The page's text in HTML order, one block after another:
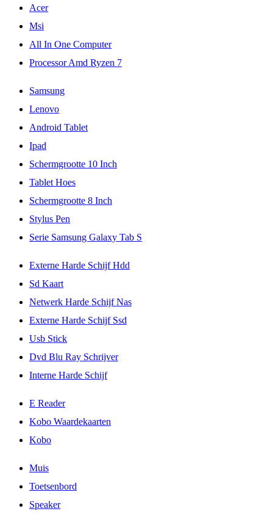
Acer
Msi
All In One Computer
Processor Amd Ryzen 7
Samsung
Lenovo
Android Tablet
Ipad
Schermgrootte 10 Inch
Tablet Hoes
Schermgrootte 8 Inch
Stylus Pen
Serie Samsung Galaxy Tab S
Externe Harde Schijf Hdd
Sd Kaart
Netwerk Harde Schijf Nas
Externe Harde Schijf Ssd
Usb Stick
Dvd Blu Ray Schrijver
Interne Harde Schijf
E Reader
Kobo Waardekaarten
Kobo
Muis
Toetsenbord
Speaker